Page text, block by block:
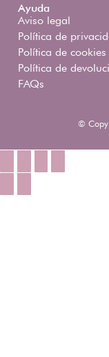
Ayuda
Aviso legal
Política de
Política de cookies
Política de
FAQs
©